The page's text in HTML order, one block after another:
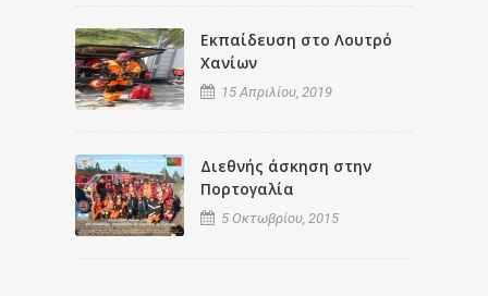
Εκπαίδευση στο Λουτρό
Χανίων
15 Απριλίου, 2019
Διεθνής άσκηση στην
Πορτογαλία
5 Οκτωβρίου, 2015